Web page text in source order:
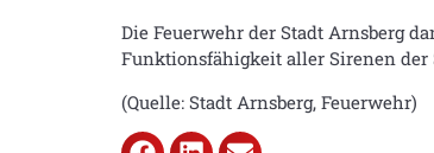
Die Feuerwehr der Stadt Arnsberg
Funktionsfähigkeit aller Sirenen
(Quelle: Stadt Arnsberg, Feuerwehr)